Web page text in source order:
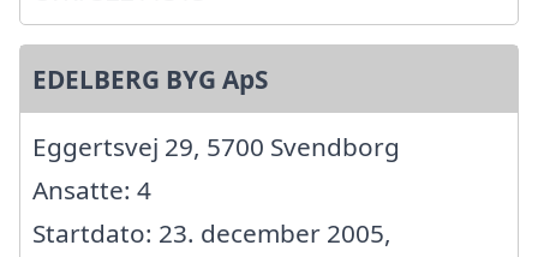
EDELBERG BYG ApS
Eggertsvej 29, 5700 Svendborg
Ansatte: 4
Startdato: 23. december 2005,